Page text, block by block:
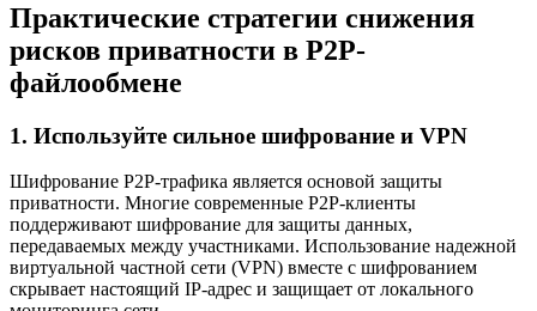
Практические стратегии снижения
рисков приватности в P2P-
файлообмене
1. Используйте сильное шифрование и VPN
Шифрование P2P-трафика является основой защиты
приватности. Многие современные P2P-клиенты
поддерживают шифрование для защиты данных,
передаваемых между участниками. Использование надежной
виртуальной частной сети (VPN) вместе с шифрованием
скрывает настоящий IP-адрес и защищает от локального